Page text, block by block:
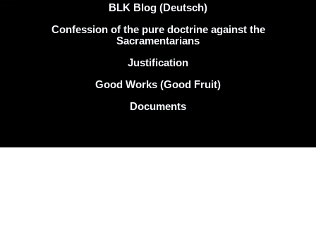
BLK Blog (Deutsch)
Confession of the pure doctrine against the
Sacramentarians
Justification
Good Works (Good Fruit)
Documents